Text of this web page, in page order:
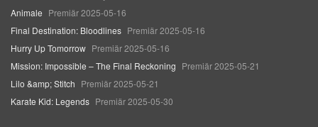
Animale Premiär 2025-05-16
Final Destination: Bloodlines Premiär 2025-05-16
Hurry Up Tomorrow Premiär 2025-05-16
Mission: Impossible – The Final Reckoning Premiär 2025-05-21
Lilo &amp; Stitch Premiär 2025-05-21
Karate Kid: Legends Premiär 2025-05-30